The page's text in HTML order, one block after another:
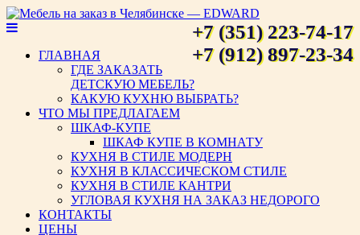
Мебель на заказ в Челябинске
— EDWARD
+7 (351) 223-74-17
+7 (912) 897-23-34
ГЛАВНАЯ
ГДЕ ЗАКАЗАТЬ
ДЕТСКУЮ МЕБЕЛЬ?
КАКУЮ КУХНЮ ВЫБРАТЬ?
ЧТО МЫ ПРЕДЛАГАЕМ
ШКАФ-КУПЕ
ШКАФ КУПЕ В КОМНАТУ
КУХНЯ В СТИЛЕ МОДЕРН
КУХНЯ В КЛАССИЧЕСКОМ СТИЛЕ
КУХНЯ В СТИЛЕ КАНТРИ
УГЛОВАЯ КУХНЯ НА ЗАКАЗ НЕДОРОГО
КОНТАКТЫ
ЦЕНЫ